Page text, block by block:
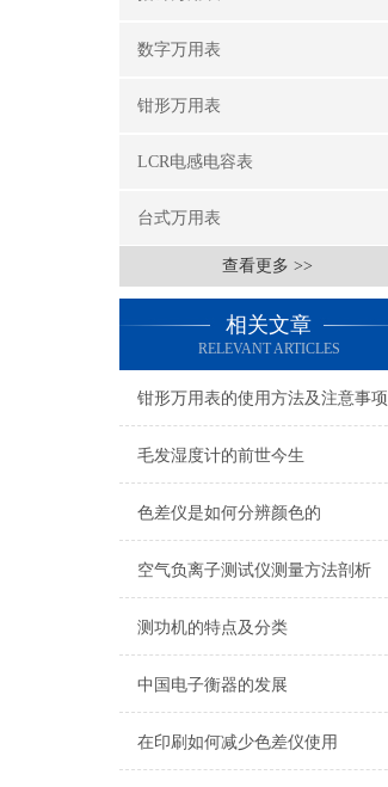
数字万用表
钳形万用表
LCR电感电容表
台式万用表
查看更多 >>
相关文章
RELEVANT ARTICLES
钳形万用表的使用方法及注意事项
毛发湿度计的前世今生
色差仪是如何分辨颜色的
空气负离子测试仪测量方法剖析
测功机的特点及分类
中国电子衡器的发展
在印刷如何减少色差仪使用